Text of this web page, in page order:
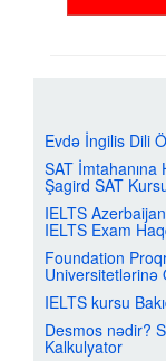
Evdə İngilis Dili
SAT İmtahanına
Şagird SAT
IELTS
IELTS Exam
Foundation
Universitetlərinə
IELTS kursu
Desmos nədir?
Kalkulyator